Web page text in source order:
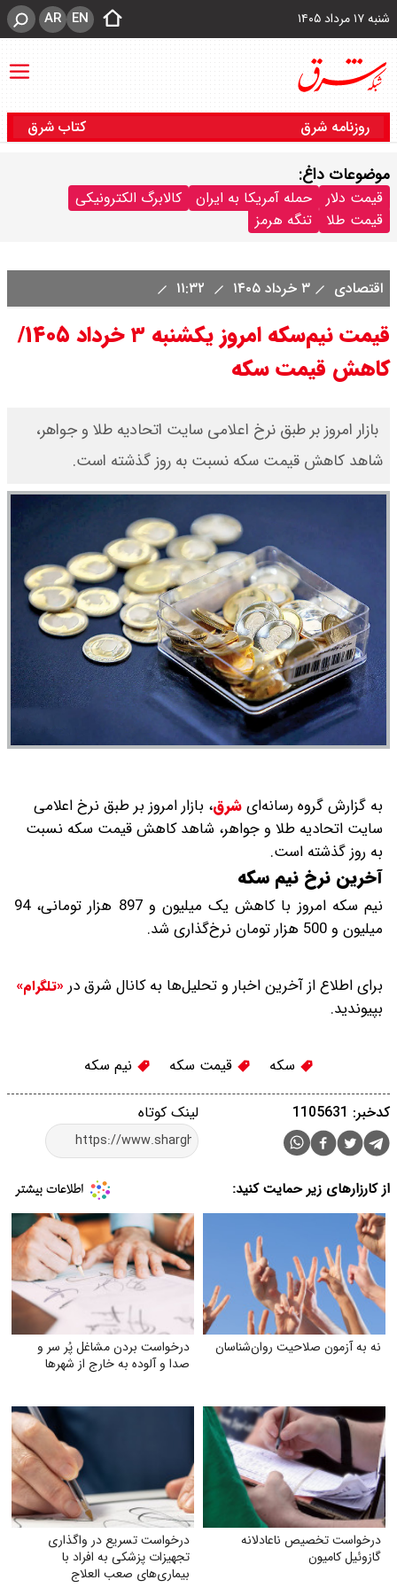
شنبه ۱۷ مرداد ۱۴۰۵ EN
AR
روزنامه شرق کتاب شرق
موضوعات داغ:
قیمت دلار حمله آمریکا به ایران
کالابرگ الکترونیکی
قیمت طلا
تنگه هرمز
اقتصادی ۳ خرداد ۱۴۰۵
قیمت نیم‌سکه امروز یکشنبه ۳ خرداد ۱۴۰۵/
کاهش قیمت سکه
​ بازار امروز بر طبق نرخ اعلامی سایت اتحادیه طلا و جواهر،
شاهد کاهش قیمت‌‌‌‌ سکه نسبت به روز گذشته است.
به گزارش گروه رسانه‌ایشرق، بازار امروز بر طبق نرخ اعلامی
سایت اتحادیه طلا و جواهر، شاهد کاهش قیمت‌‌‌‌ سکه نسبت
به روز گذشته است.
آخرین نرخ نیم سکه
نیم سکه امروز با کاهش یک میلیون و 897 هزار تومانی، 94
میلیون و 500 هزار تومان نرخ‌گذاری شد.
برای اطلاع از آخرین اخبار و تحلیل‌ها به کانال شرق در «تلگرام»
بپیوندید.
سکه قیمت سکه نیم سکه
لینک کوتاه کدخبر: 1105631
از کارزارهای زیر حمایت کنید:
نه به آزمون صلاحیت روان‌شناسان
درخواست بردن مشاغل پُر سر و
صدا و آلوده به خارج از شهرها
درخواست تخصیص ناعادلانه
گازوئیل کامیون
درخواست تسریع در واگذاری
تجهیزات پزشکی به افراد با
بیماری‌های صعب العلاج